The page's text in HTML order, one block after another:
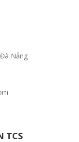
Nẵng
TCS